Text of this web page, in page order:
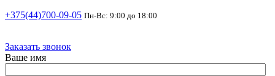
+375(44)700-09-05 Пн-Вс: 9:00 до 18:00
Заказать звонок
Ваше имя